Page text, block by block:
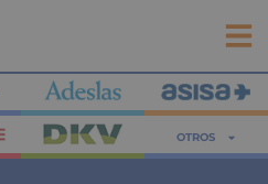
OTROS